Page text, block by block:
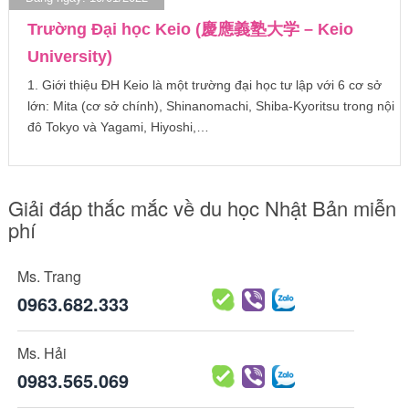
Trường Đại học Keio (慶應義塾大学 – Keio
University)
1. Giới thiệu ĐH Keio là một trường đại học tư lập với 6 cơ sở
lớn: Mita (cơ sở chính), Shinanomachi, Shiba-Kyoritsu trong nội
đô Tokyo và Yagami, Hiyoshi,…
Giải đáp thắc mắc về du học Nhật Bản miễn
phí
Ms. Trang
0963.682.333
Ms. Hải
0983.565.069